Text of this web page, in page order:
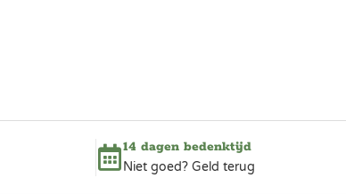
14 dagen bedenktijd
Niet goed? Geld terug